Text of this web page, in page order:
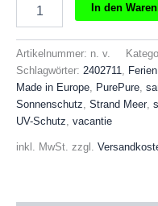
Kinder
Sonnenhut
sand
Menge
In den
Artikelnummer: n. v.
Schlagwörter: 2402711, Ferien
Made in Europe, PurePure,
Sonnenschutz, Strand Meer,
UV-Schutz, vacantie
inkl. MwSt. zzgl.